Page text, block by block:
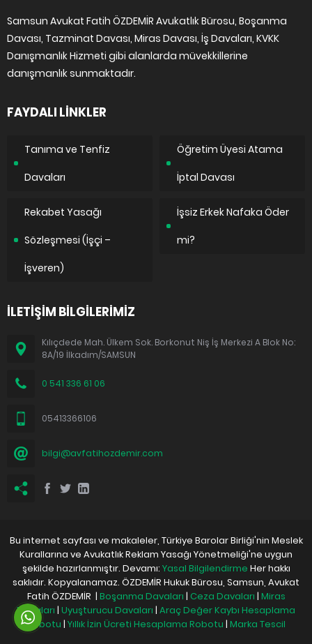
Samsun Avukat Fatih ÖZDEMİR Avukatlık Bürosu, Boşanma
Davası, Tazminat Davası, Miras Davası, İş Davaları, KVKK
Danışmanlık Hizmeti gibi alanlarda müvekkillerine
danışmanlık sunmaktadır.
FAYDALI LİNKLER
Tanıma ve Tenfiz
Davaları
Öğretim Üyesi Atama
İptal Davası
Rekabet Yasağı
Sözleşmesi (İşçi –
İşveren)
İşsiz Erkek Nafaka Öder
mi?
İLETİŞİM BİLGİLERİMİZ
Kılıçdede Mah. Ülkem Sok. Borkonut Niş İş Merkezi A Blok No:
8A/19 İlkadım/SAMSUN
0 541 336 61 06
05413366106
bilgi@avfatihozdemir.com
Bu internet sayfası ve makaleler, Türkiye Barolar Birliği'nin Meslek
Kurallarına ve Avukatlık Reklam Yasağı Yönetmeliği'ne uygun
şekilde hazırlanmıştır. Devamı: Yasal Bilgilendirme Her hakkı
saklıdır. Kopyalanamaz. ÖZDEMİR Hukuk Bürosu, Samsun, Avukat
Fatih ÖZDEMİR | Boşanma Davaları | Ceza Davaları | Miras
Davaları | Uyuşturucu Davaları | Araç Değer Kaybı Hesaplama
Robotu | Yıllık İzin Ücreti Hesaplama Robotu | Marka Tescil